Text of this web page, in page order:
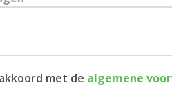
met de algemene